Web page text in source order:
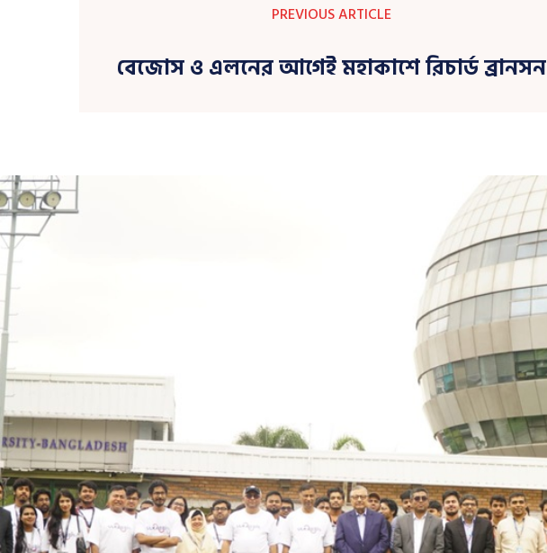
PREVIOUS ARTICLE
বেজোস ও এলনের আগেই মহাকাশে রিচার্ড ব্রানসন